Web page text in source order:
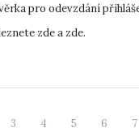
pro odevzdání
zde a zde.
3 4 5 6 7